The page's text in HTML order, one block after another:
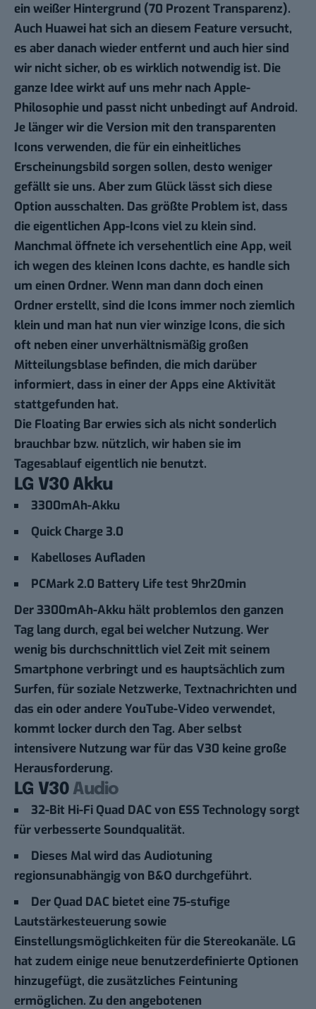
ein weißer Hintergrund (70 Prozent Transparenz).
Auch Huawei hat sich an diesem Feature versucht,
es aber danach wieder entfernt und auch hier sind
wir nicht sicher, ob es wirklich notwendig ist. Die
ganze Idee wirkt auf uns mehr nach Apple-
Philosophie und passt nicht unbedingt auf Android.
Je länger wir die Version mit den transparenten
Icons verwenden, die für ein einheitliches
Erscheinungsbild sorgen sollen, desto weniger
gefällt sie uns. Aber zum Glück lässt sich diese
Option ausschalten. Das größte Problem ist, dass
die eigentlichen App-Icons viel zu klein sind.
Manchmal öffnete ich versehentlich eine App, weil
ich wegen des kleinen Icons dachte, es handle sich
um einen Ordner. Wenn man dann doch einen
Ordner erstellt, sind die Icons immer noch ziemlich
klein und man hat nun vier winzige Icons, die sich
oft neben einer unverhältnismäßig großen
Mitteilungsblase befinden, die mich darüber
informiert, dass in einer der Apps eine Aktivität
stattgefunden hat.
Die Floating Bar erwies sich als nicht sonderlich
brauchbar bzw. nützlich, wir haben sie im
Tagesablauf eigentlich nie benutzt.
LG V30 Akku
3300mAh-Akku
Quick Charge 3.0
Kabelloses Aufladen
PCMark 2.0 Battery Life test 9hr20min
Der 3300mAh-Akku hält problemlos den ganzen
Tag lang durch, egal bei welcher Nutzung. Wer
wenig bis durchschnittlich viel Zeit mit seinem
Smartphone verbringt und es hauptsächlich zum
Surfen, für soziale Netzwerke, Textnachrichten und
das ein oder andere YouTube-Video verwendet,
kommt locker durch den Tag. Aber selbst
intensivere Nutzung war für das V30 keine große
Herausforderung.
LG V30 Audio
32-Bit Hi-Fi Quad DAC von ESS Technology sorgt
für verbesserte Soundqualität.
Dieses Mal wird das Audiotuning
regionsunabhängig von B&O durchgeführt.
Der Quad DAC bietet eine 75-stufige
Lautstärkesteuerung sowie
Einstellungsmöglichkeiten für die Stereokanäle. LG
hat zudem einige neue benutzerdefinierte Optionen
hinzugefügt, die zusätzliches Feintuning
ermöglichen. Zu den angebotenen